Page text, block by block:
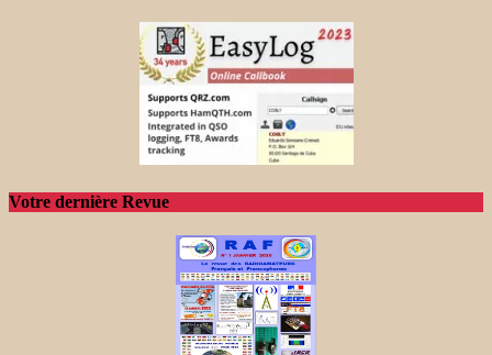
Votre dernière Revue